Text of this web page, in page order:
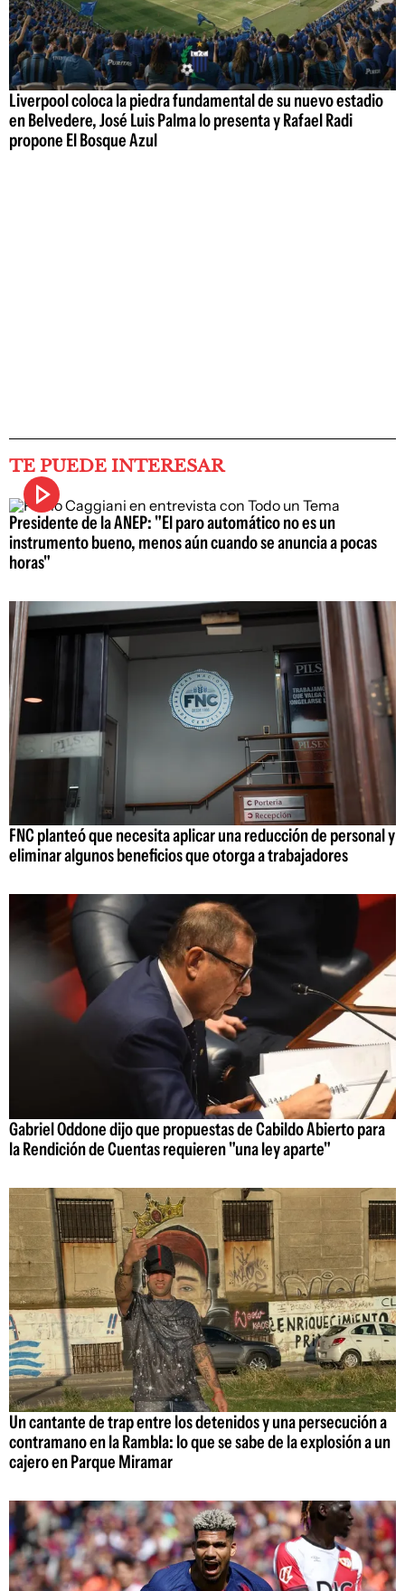
Liverpool coloca la piedra fundamental de su nuevo estadio
en Belvedere, José Luis Palma lo presenta y Rafael Radi
propone El Bosque Azul
TE PUEDE INTERESAR
Presidente de la ANEP: "El paro automático no es un
instrumento bueno, menos aún cuando se anuncia a pocas
horas"
FNC planteó que necesita aplicar una reducción de personal y
eliminar algunos beneficios que otorga a trabajadores
Gabriel Oddone dijo que propuestas de Cabildo Abierto para
la Rendición de Cuentas requieren "una ley aparte"
Un cantante de trap entre los detenidos y una persecución a
contramano en la Rambla: lo que se sabe de la explosión a un
cajero en Parque Miramar